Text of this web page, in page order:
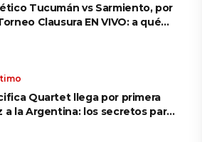
Tucumán vs Sarmiento, por
Clausura EN VIVO: a qué
Quartet llega por primera
a la Argentina: los secretos para